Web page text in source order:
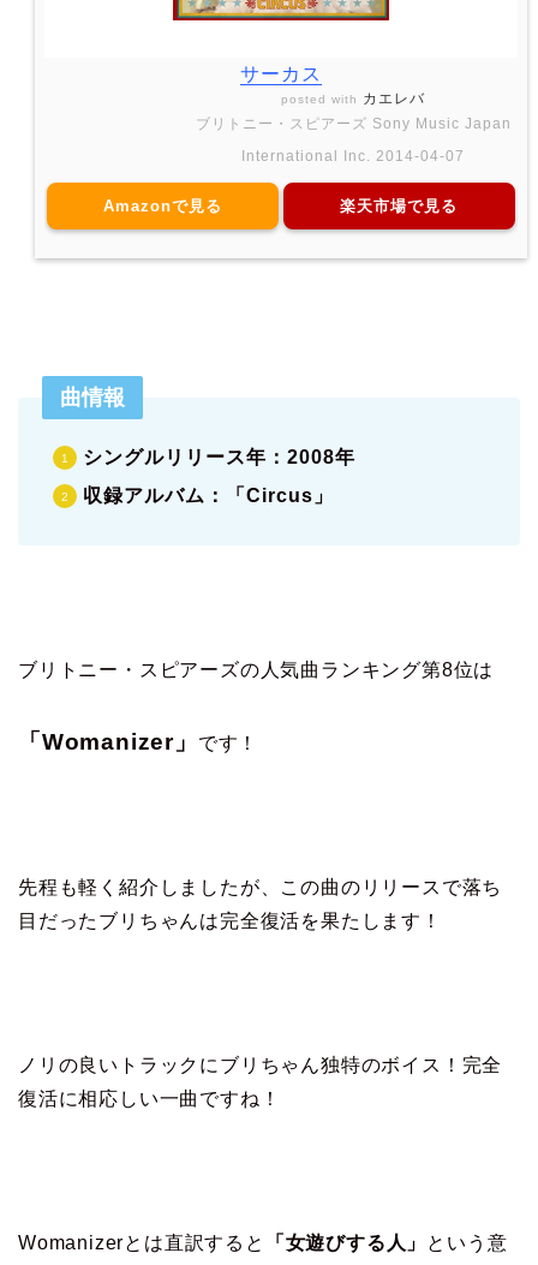
サーカス
posted with カエレバ
ブリトニー・スピアーズ Sony Music Japan
International Inc. 2014-04-07
Amazonで見る 楽天市場で見る
曲情報
シングルリリース年：2008年
収録アルバム：「Circus」
ブリトニー・スピアーズの人気曲ランキング第8位は
「Womanizer」 です！
先程も軽く紹介しましたが、この曲のリリースで落ち
目だったブリちゃんは完全復活を果たします！
ノリの良いトラックにブリちゃん独特のボイス！完全
復活に相応しい一曲ですね！
Womanizerとは直訳すると 「女遊びする人」 という意